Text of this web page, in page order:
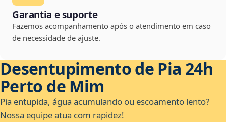
Garantia e suporte
Fazemos acompanhamento após o atendimento em caso
de necessidade de ajuste.
Desentupimento de Pia 24h
Perto de Mim
Pia entupida, água acumulando ou escoamento lento?
Nossa equipe atua com rapidez!